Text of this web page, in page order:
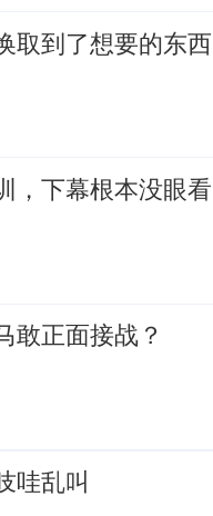
取到了想要的东西
，下幕根本没眼看
敢正面接战？
哇乱叫